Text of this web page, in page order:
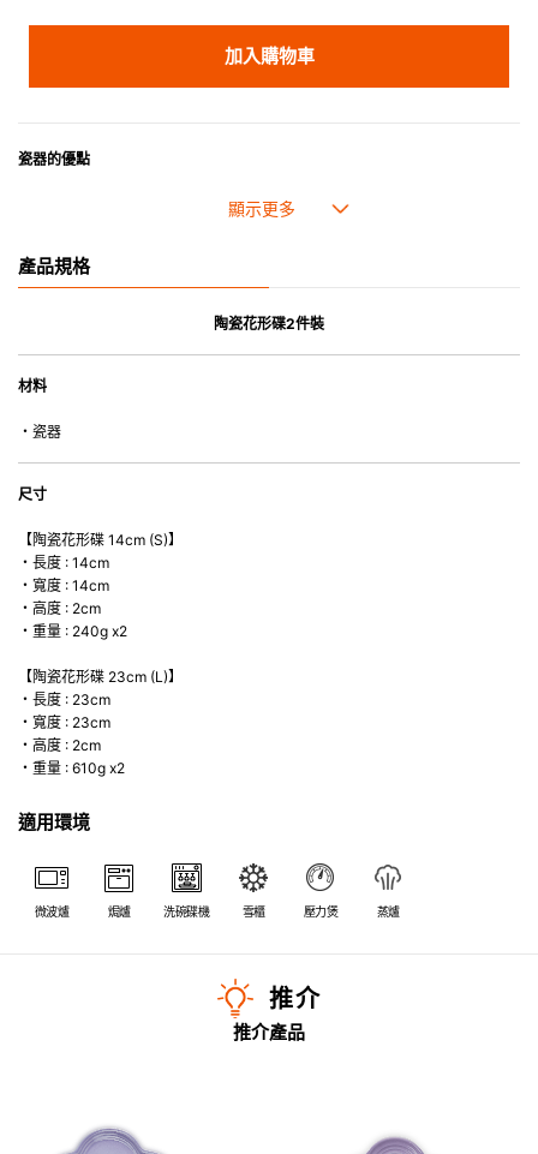
加入購物車
瓷器的優點
• 耐熱性極佳，適用於微波爐，也可放入焗爐，耐熱程度高達260℃。
• 可用於洗碗機。
• 合乎食用安全的塗層表面，幾乎不黏，食物容易脫落，清洗方便。
*不可直接用於熱源上
產品規格
陶瓷花形碟2件裝
材料
・瓷器
尺寸
【陶瓷花形碟 14cm (S)】
・長度 : 14cm
・寬度 : 14cm
・高度 : 2cm
・重量 : 240g x2
【陶瓷花形碟 23cm (L)】
・長度 : 23cm
・寬度 : 23cm
・高度 : 2cm
・重量 : 610g x2
適用環境
微波爐 焗爐 洗碗碟機 雪櫃 壓力煲 蒸爐
推介
推介產品